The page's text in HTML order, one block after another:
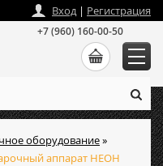
оборудование»
аппарат НЕОН
Вход| Регистрация
+7 (960) 160-00-50